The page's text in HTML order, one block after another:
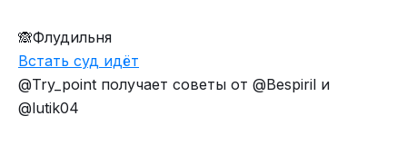
🙈Флудильня
Встать суд идёт
@Try_point получает советы от @Bespiril и
@lutik04